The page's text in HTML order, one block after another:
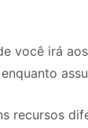
você irá
recursos